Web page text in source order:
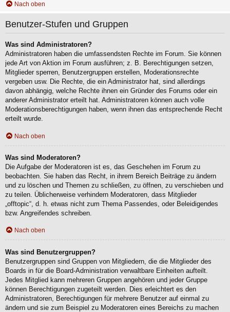
Nach oben
Benutzer-Stufen und Gruppen
Was sind Administratoren?
Administratoren haben die umfassendsten Rechte im Forum. Sie können
jede Art von Aktion im Forum ausführen; z. B. Berechtigungen setzen,
Mitglieder sperren, Benutzergruppen erstellen, Moderationsrechte
vergeben usw. Die Rechte, die ein Administrator hat, sind allerdings
davon abhängig, welche Rechte ihnen ein Gründer des Forums oder ein
anderer Administrator erteilt hat. Administratoren können auch volle
Moderationsberechtigungen haben, wenn ihnen das entsprechende Recht
erteilt wurde.
Nach oben
Was sind Moderatoren?
Die Aufgabe der Moderatoren ist es, das Geschehen im Forum zu
beobachten. Sie haben das Recht, in ihrem Bereich Beiträge zu ändern
und zu löschen und Themen zu schließen, zu öffnen, zu verschieben und
zu teilen. Üblicherweise verhindern Moderatoren, dass Mitglieder
„offtopic“, d. h. etwas nicht zum Thema Passendes, oder Beleidigendes
bzw. Angreifendes schreiben.
Nach oben
Was sind Benutzergruppen?
Benutzergruppen sind Gruppen von Mitgliedern, die die Mitglieder des
Boards in für die Board-Administration verwaltbare Einheiten aufteilt.
Jedes Mitglied kann mehreren Gruppen angehören und jeder Gruppe
können Berechtigungen zugeteilt werden. Dies erleichtert es den
Administratoren, Berechtigungen für mehrere Benutzer auf einmal zu
ändern und sie zum Beispiel zu Moderatoren eines Bereichs zu machen